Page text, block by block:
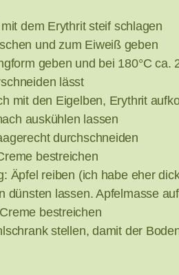
dem Erythrit steif schlagen
und zum Eiweiß geben
geben und bei 180°C
lässt
mit den Eigelben, Erythrit
auskühlen lassen
durchschneiden
bestreichen
Äpfel reiben (ich habe eher
dünsten lassen. Apfelmasse
bestreichen
stellen, damit der